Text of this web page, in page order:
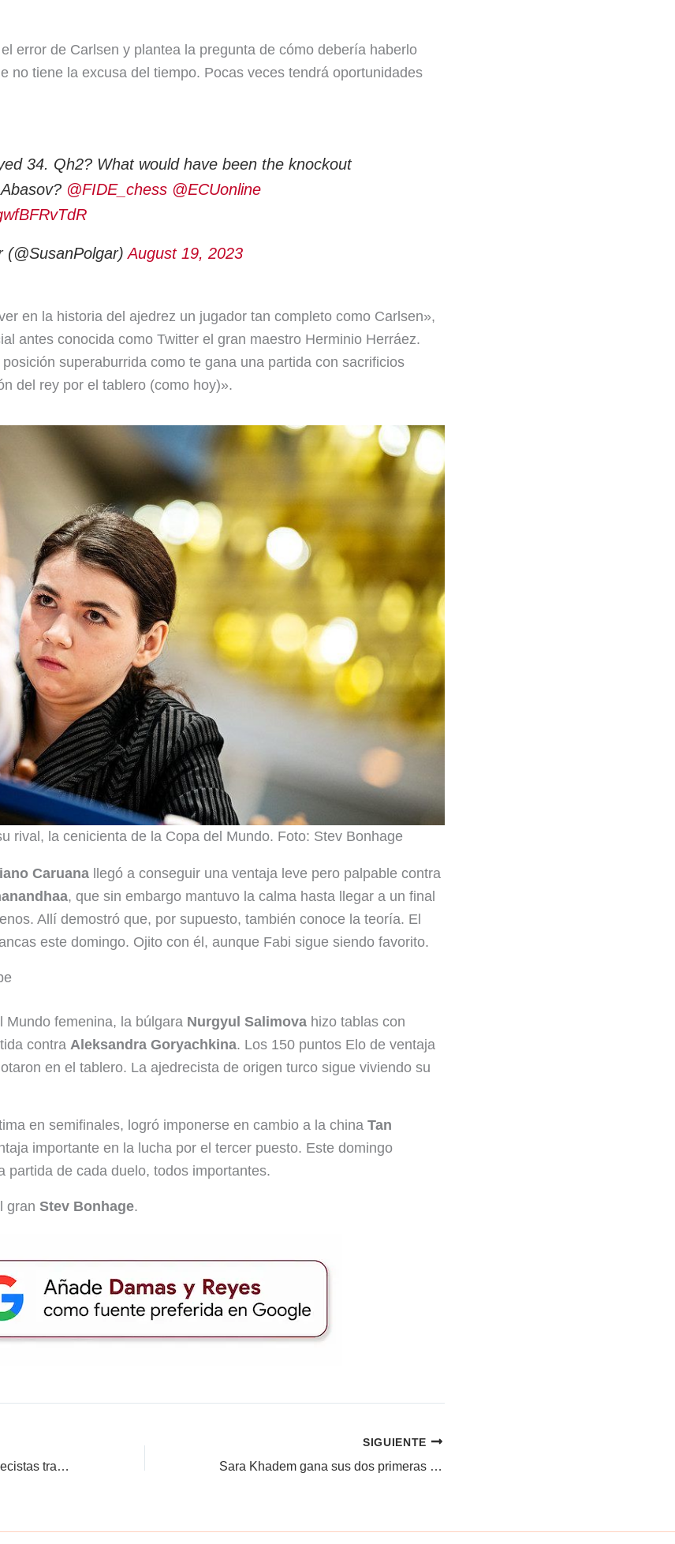
error de Carlsen y plantea la pregunta de cómo debería haberlo
no tiene la excusa del tiempo. Pocas veces tendrá oportunidades
34. Qh2? What would have been the knockout
@FIDE_chess @ECUonline
(@SusanPolgar)August 19, 2023
en la historia del ajedrez un jugador tan completo como Carlsen»,
antes conocida como Twitter el gran maestro Herminio Herráez.
superaburrida como te gana una partida con sacrificios
del rey por el tablero (como hoy)».
rival, la cenicienta de la Copa del Mundo. Foto: Stev Bonhage
Caruana llegó a conseguir una ventaja leve pero palpable contra
, que sin embargo mantuvo la calma hasta llegar a un final
Allí demostró que, por supuesto, también conoce la teoría. El
este domingo. Ojito con él, aunque Fabi sigue siendo favorito.
Mundo femenina, la búlgara Nurgyul Salimova hizo tablas con
contra Aleksandra Goryachkina. Los 150 puntos Elo de ventaja
en el tablero. La ajedrecista de origen turco sigue viviendo su
en semifinales, logró imponerse en cambio a la china Tan
importante en la lucha por el tercer puesto. Este domingo
partida de cada duelo, todos importantes.
gran Stev Bonhage.
La FIDE indigna a las ajedrecistas transgénero
SIGUIENTE
Sara Khadem gana sus dos primeras medallas españolas